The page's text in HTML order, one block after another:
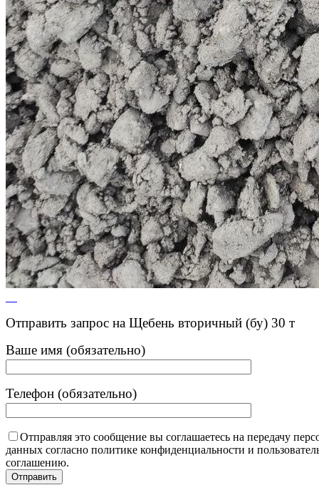
Отправить запрос на Щебень вторичный (бу) 30 т
Ваше имя (обязательно)
Телефон (обязательно)
Отправляя это сообщение вы соглашаетесь на передачу
данных согласно политике конфиденциальности и
соглашению.